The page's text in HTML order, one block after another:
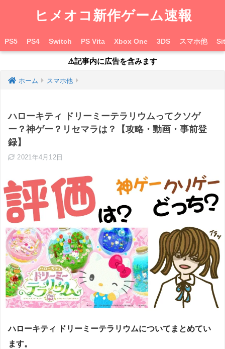
ヒメオコ新作ゲーム速報
PS5 PS4 Switch PS Vita Xbox One 3DS スマホ他
⚠︎記事内に広告を含みます
ホーム スマホ他
ハローキティ ドリーミーテラリウムってクソゲ
ー？神ゲー？リセマラは？【攻略・動画・事前登
録】
2021年4月12日
ハローキティ ドリーミーテラリウムについてまとめてい
ます。